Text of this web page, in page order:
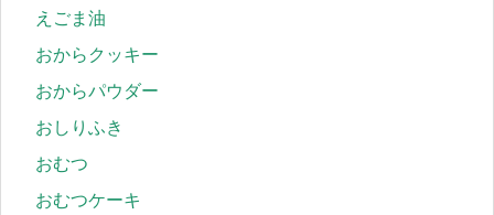
えごま油
おからクッキー
おからパウダー
おしりふき
おむつ
おむつケーキ